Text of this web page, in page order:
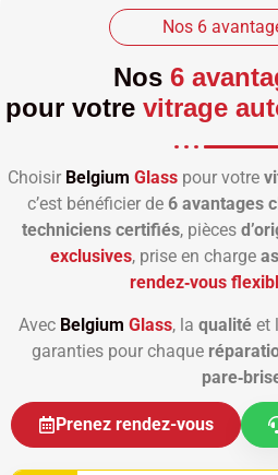
Nos 6
Nos 6
pour votre vitrage
Choisir Belgium Glass pour votre
c’est bénéficier de 6 avantages
techniciens certifiés, pièces
exclusives, prise en charge
rendez‑vous
Avec Belgium Glass, la qualité et
garanties pour chaque
Prenez rendez-vous